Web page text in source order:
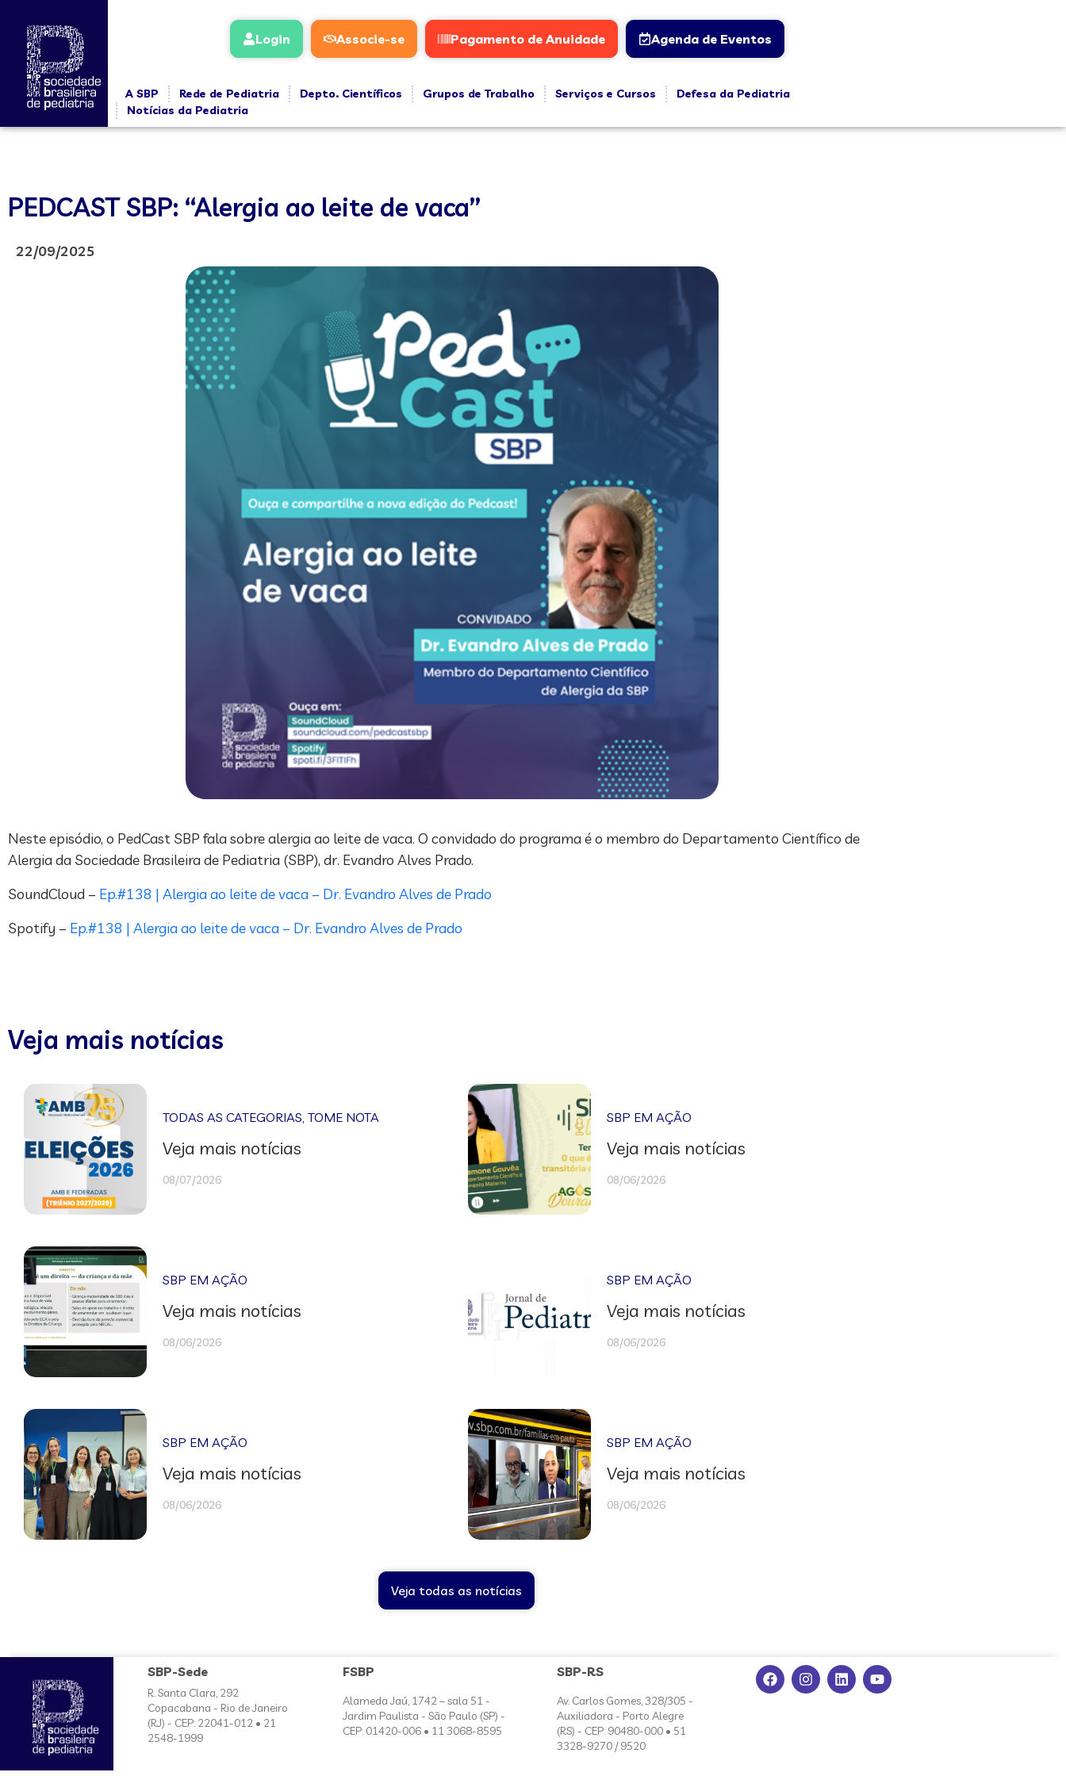
Login Associe-se Pagamento de Anuidade Agenda de Eventos
A SBP Rede de Pediatria Depto. Científicos Grupos de Trabalho Serviços e Cursos
Defesa da Pediatria
Notícias da Pediatria
PEDCAST SBP: “Alergia ao leite de vaca”
22/09/2025
Neste episódio, o PedCast SBP fala sobre alergia ao leite de vaca. O convidado do programa é o membro do Departamento Científico de
Alergia da Sociedade Brasileira de Pediatria (SBP), dr. Evandro Alves Prado.
SoundCloud – Ep.#138 | Alergia ao leite de vaca – Dr. Evandro Alves de Prado
Spotify – Ep.#138 | Alergia ao leite de vaca – Dr. Evandro Alves de Prado
Veja mais notícias
TODAS AS CATEGORIAS,TOME NOTA
Veja mais notícias
08/07/2026
SBP EM AÇÃO
Veja mais notícias
08/06/2026
SBP EM AÇÃO
Veja mais notícias
08/06/2026
SBP EM AÇÃO
Veja mais notícias
08/06/2026
SBP EM AÇÃO
Veja mais notícias
08/06/2026
SBP EM AÇÃO
Veja mais notícias
08/06/2026
Veja todas as notícias
SBP-Sede
R. Santa Clara, 292
Copacabana - Rio de Janeiro
(RJ) - CEP: 22041-012 • 21
2548-1999
FSBP
Alameda Jaú, 1742 – sala 51 -
Jardim Paulista - São Paulo (SP) -
CEP: 01420-006 • 11 3068-8595
SBP-RS
Av. Carlos Gomes, 328/305 -
Auxiliadora - Porto Alegre
(RS) - CEP: 90480-000 • 51
3328-9270 / 9520